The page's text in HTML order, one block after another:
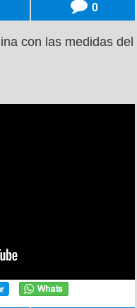
0
con las medidas del